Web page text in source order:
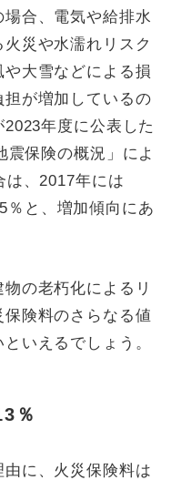
合、電気や給排水
災や水濡れリスク
大雪などによる損
が増加しているの
年度に公表した
保険の概況」によ
は、2017年には
％と、増加傾向にあ
の老朽化によるリ
険料のさらなる値
いえるでしょう。
％
に、火災保険料は